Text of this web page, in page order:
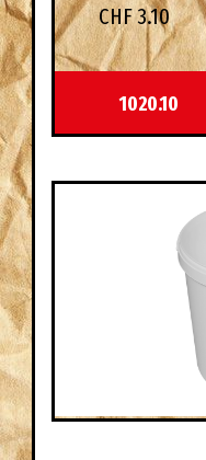
CHF 3.10
1020.10